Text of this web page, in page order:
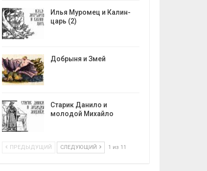
Илья Муромец и Калин-
царь (2)
Добрыня и Змей
Старик Данило и
молодой Михайло
ПРЕДЫДУЩИЙ СЛЕДУЮЩИЙ 1 из 11